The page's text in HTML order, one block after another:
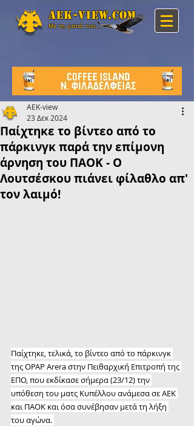
Aek-view.com
Με τη ματιά του...
Παίχτηκε το βίντεο από το
πάρκινγκ παρά την επίμονη
άρνηση του ΠΑΟΚ - Ο
Λουτσέσκου πιάνει φίλαθλο απ'
τον λαιμό!
AEK-view
23 Δεκ 2024
Παίχτηκε, τελικά, το βίντεο από το πάρκινγκ
της OPAP Arera στην Πειθαρχική Επιτροπή της
ΕΠΟ, που εκδίκασε σήμερα (23/12) την
υπόθεση του ματς Κυπέλλου ανάμεσα σε ΑΕΚ
και ΠΑΟΚ και όσα συνέβησαν μετά τη λήξη
του αγώνα.